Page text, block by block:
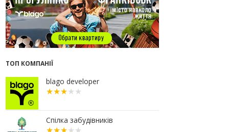
12:26
Введено в експлуатацію першу
секцію ЖК SKYGARDEN
11:50
Ведення фасадних робіт у 36
корпусі ЖР “Княгинин”
стрімко дорожчають: скільки в
метр
15.07.2026
12:06
На Франківщині житло за
«єОселею» дешевше на 21%
ТОП КОМПАНІЇ
blago developer
Спілка забудівників